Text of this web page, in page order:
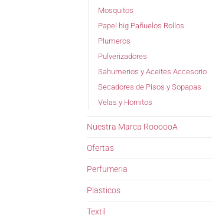
Mosquitos
Papel hig Pañuelos Rollos
Plumeros
Pulverizadores
Sahumerios y Aceites Accesorio
Secadores de Pisos y Sopapas
Velas y Hornitos
Nuestra Marca RoooooA
Ofertas
Perfumeria
Plasticos
Textil